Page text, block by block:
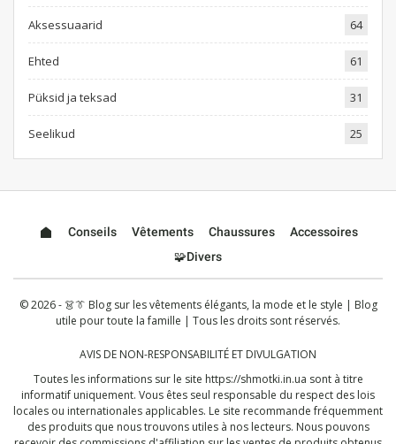
Aksessuaarid 64
Ehted 61
Püksid ja teksad 31
Seelikud 25
Conseils Vêtements Chaussures
Accessoires
🧩Divers
© 2026 - 👗👔 Blog sur les vêtements élégants, la mode et le style | Blog
utile pour toute la famille | Tous les droits sont réservés.
AVIS DE NON-RESPONSABILITÉ ET DIVULGATION
Toutes les informations sur le site https://shmotki.in.ua sont à titre
informatif uniquement. Vous êtes seul responsable du respect des lois
locales ou internationales applicables. Le site recommande fréquemment
des produits que nous trouvons utiles à nos lecteurs. Nous pouvons